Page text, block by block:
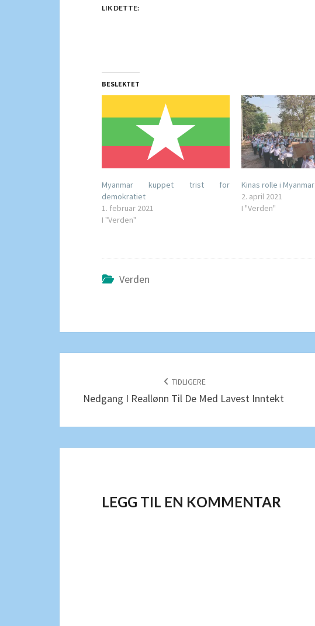
LIK DETTE:
BESLEKTET
Myanmar kuppet trist for
demokratiet
1. februar 2021
I "Verden"
Kinas rolle i Myanmar
2. april 2021
I "Verden"
Verden
TIDLIGERE
Nedgang I Reallønn Til De Med Lavest Inntekt
LEGG TIL EN KOMMENTAR